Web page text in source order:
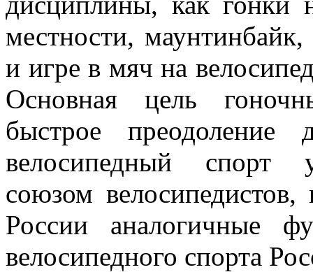
местности,
и игре в мяч на
Основная цель
быстрое преодоление
велосипедный спорт
союзом
России аналогичные
велосипедного спорта